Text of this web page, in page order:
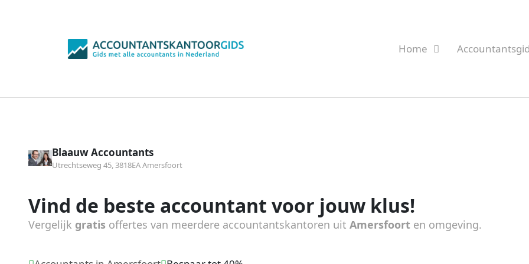
Home
Blaauw Accountants
Utrechtseweg 45, 3818EA Amersfoort
Vind de beste accountant voor jouw klus!
Vergelijk gratis offertes van meerdere accountantskantoren uit Amersfoort en omgeving.